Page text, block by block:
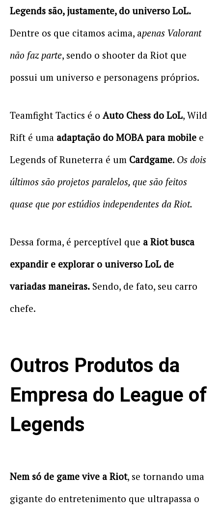
Legends são, justamente, do universo LoL.
Dentre os que citamos acima, apenas Valorant
não faz parte, sendo o shooter da Riot que
possui um universo e personagens próprios.
Teamfight Tactics é o Auto Chess do LoL, Wild
Rift é uma adaptação do MOBA para mobile e
Legends of Runeterra é um Cardgame. Os dois
últimos são projetos paralelos, que são feitos
quase que por estúdios independentes da Riot.
Dessa forma, é perceptível que a Riot busca
expandir e explorar o universo LoL de
variadas maneiras. Sendo, de fato, seu carro
chefe.
Outros Produtos da
Empresa do League of
Legends
Nem só de game vive a Riot, se tornando uma
gigante do entretenimento que ultrapassa o